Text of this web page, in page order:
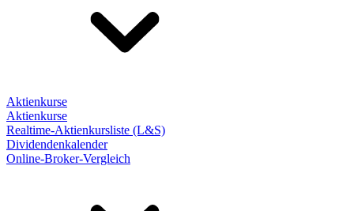
Aktienkurse
Aktienkurse
Realtime-Aktienkursliste (L&S)
Dividendenkalender
Online-Broker-Vergleich